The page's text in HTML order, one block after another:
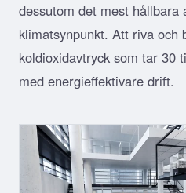
dessutom det mest hållbara
klimatsynpunkt. Att riva och
koldioxidavtryck som tar 30
med energieffektivare drift.